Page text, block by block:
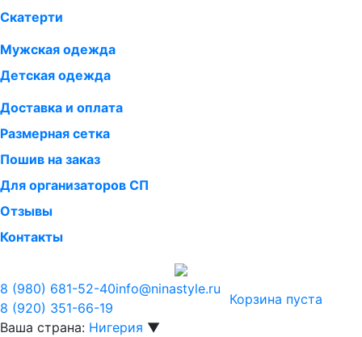
Скатерти
Мужская одежда
Детская одежда
Доставка и оплата
Размерная сетка
Пошив на заказ
Для организаторов СП
Отзывы
Контакты
8 (980) 681-52-40
8 (920) 351-66-19
info@ninastyle.ru
Корзина пуста
Ваша страна: Нигерия ▼